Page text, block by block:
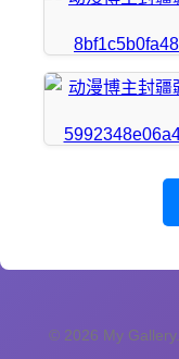
© 2026 My Gallery.